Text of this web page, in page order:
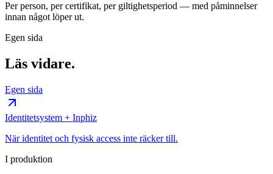
Per person, per certifikat, per giltighetsperiod — med påminnelser
innan något löper ut.
Egen sida
Läs vidare.
Egen sida
Identitetsystem + Inphiz
När identitet och fysisk access inte räcker till.
I produktion